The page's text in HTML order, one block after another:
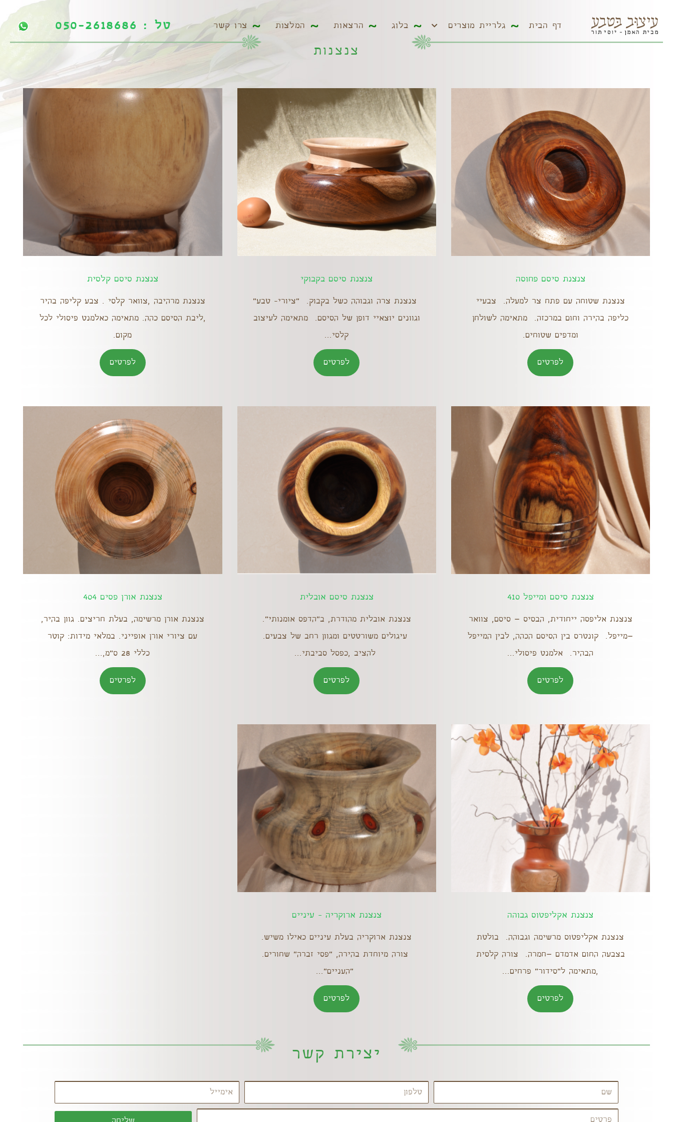
דף הבית גלריית מוצרים בלוג הרצאות המלצות צרו קשר טל : 050-2618686 דף הבית גלריית מוצרים בלוג הרצאות המלצות צרו קשר טל : 050-2618686
צנצנות
צנצנת סיסם פחוסה
צנצנת שטוחה עם פתח צר למעלה. צבעיי
כליפה בהירה וחום במרכזה. מתאימה לשולחן
ומדפים שטוחים.
לפרטים
צנצנת סיסם בקבוקי
צנצנת צרה וגבוהה כשל בקבוק. "ציורי- טבע"
וגוונים יוצאיי דופן של הסיסם. מתאימה לעיצוב
קלסי...
לפרטים
צנצנת סיסם קלסית
צנצנת מרהיבה ,צוואר קלסי . צבע קליפה בהיר
,ליבת הסיסם כהה. מתאימה כאלמנט פיסולי לכל
מקום.
לפרטים
צנצנת סיסם ומייפל 410
צנצנת אליפסה ייחודית, הבסיס – סיסם, צוואר
–מייפל. קונטרס בין הסיסם הכהה, לבין המייפל
הבהיר. אלמנט פיסולי...
לפרטים
צנצנת סיסם אובלית
צנצנת אובלית מהודרת, ב"הדפס אומנותי".
עיגולים משורטטים ומגוון רחב של צבעים.
להציב ,כפסל סביבתי...
לפרטים
צנצנת אורן פסים 404
צנצנת אורן מרשימה, בעלת חריצים. גוון בהיר,
עם ציורי אורן אופייני. במלאי מידות: קוטר
כללי 28 ס"מ,...
לפרטים
צנצנת אקליפטוס גבוהה
צנצנת אקליפטוס מרשימה וגבוהה. בולטת
בצבעה החום אדמדם –חמרה. צורה קלסית
,מתאימה ל"סידור" פרחים...
לפרטים
צנצנת ארוקריה - עיניים
צנצנת ארוקריה בעלת עיניים כאילו משיש.
צורה מיוחדת בהירה, "פסי זברה" שחורים.
"העניים"...
לפרטים
יצירת קשר